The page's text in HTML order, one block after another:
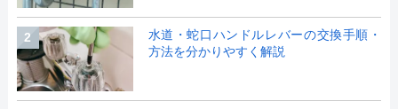
2
水道・蛇口ハンドルレバーの交換手順・
方法を分かりやすく解説